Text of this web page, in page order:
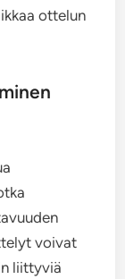
ottelun
voivat
liittyviä